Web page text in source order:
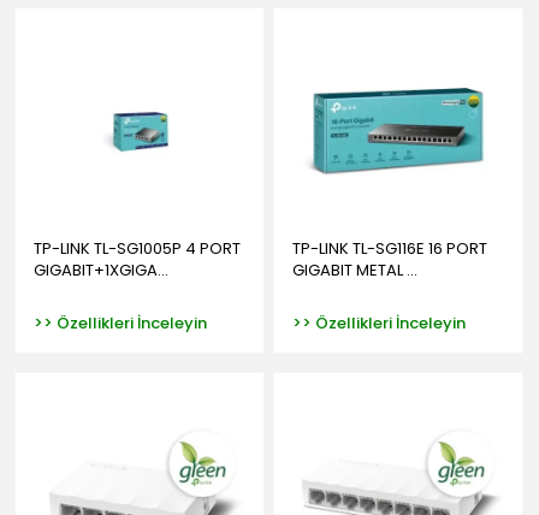
TP-LINK TL-SG1005P 4 PORT
GIGABIT+1XGIGA...
>> Özellikleri İnceleyin
TP-LINK TL-SG116E 16 PORT
GIGABIT METAL ...
>> Özellikleri İnceleyin